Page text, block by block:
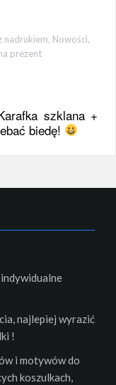
nadrukiem, Nowości,
prezent
szklana +
biedę!
najlepiej wyrazić
!
i motywów do
koszulkach,